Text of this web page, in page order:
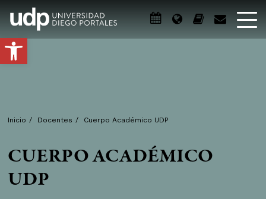
Abrir barra de herramientas
Inicio / Docentes / Cuerpo Académico UDP
CUERPO ACADÉMICO
UDP